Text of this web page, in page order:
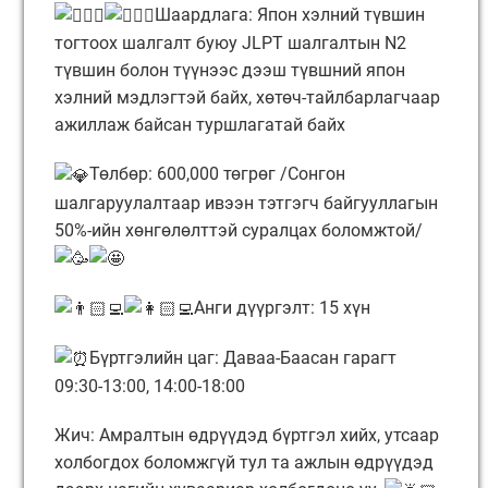
Шаардлага: Япон хэлний түвшин
тогтоох шалгалт буюу JLPT шалгалтын N2
түвшин болон түүнээс дээш түвшний япон
хэлний мэдлэгтэй байх, хөтөч-тайлбарлагчаар
ажиллаж байсан туршлагатай байх
Төлбөр: 600,000 төгрөг /Сонгон
шалгаруулалтаар ивээн тэтгэгч байгууллагын
50%-ийн хөнгөлөлттэй суралцах боломжтой/
Анги дүүргэлт: 15 хүн
Бүртгэлийн цаг: Даваа-Баасан гарагт
09:30-13:00, 14:00-18:00
Жич: Амралтын өдрүүдэд бүртгэл хийх, утсаар
холбогдох боломжгүй тул та ажлын өдрүүдэд